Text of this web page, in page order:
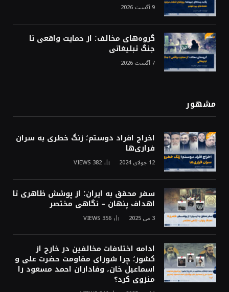
9 آگست 2026
گروه‌های مخالف؛ از حمایت واقعی تا
جنگ تبلیغاتی
7 آگست 2026
مشهور
اخراج افراد دوستم؛ زنگ خطری به سران
فراری‌ها
12 جولای 2024 382
VIEWS
سفر محقق به ایران؛ از پوشش ظاهری تا
اهداف پنهان – نگاهی مختصر
3 می 2025 356
VIEWS
ادامه اختلافات مخالفین در خارج از
کشور؛ چرا شورای مقاومت حضرت علی و
اسماعیل خان، وفاداران احمد مسعود را
منزوی کرد؟